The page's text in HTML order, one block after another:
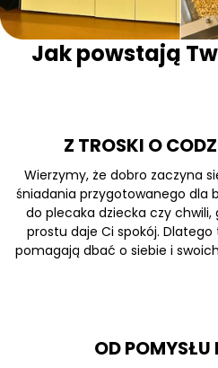
Jak powstają
Z TROSKI O
Wierzymy, że dobro zaczyna
śniadania przygotowanego dla
do plecaka dziecka czy chwili,
prostu daje Ci spokój.
pomagają dbać o siebie i
OD POMYSŁU